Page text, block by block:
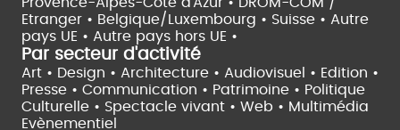
Etranger • Belgique/Luxembourg • Suisse • Autre
pays UE • Autre pays hors UE •
Par secteur d'activité
Art • Design • Architecture • Audiovisuel • Edition •
Presse • Communication • Patrimoine • Politique
Culturelle • Spectacle vivant • Web • Multimédia
Evènementiel